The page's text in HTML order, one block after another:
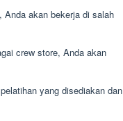
Anda akan bekerja di salah
crew store, Anda akan
yang disediakan dan